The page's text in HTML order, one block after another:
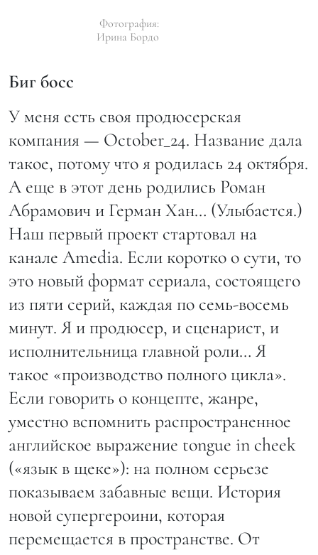
Фотография:
Ирина Бордо
Биг босс
У меня есть своя продюсерская
компания — October_24. Название дала
такое, потому что я родилась 24 октября.
А еще в этот день родились Роман
Абрамович и Герман Хан… (Улыбается.)
Наш первый проект стартовал на
канале Amedia. Если коротко о сути, то
это новый формат сериала, состоящего
из пяти серий, каждая по семь-восемь
минут. Я и продюсер, и сценарист, и
исполнительница главной роли… Я
такое «производство полного цикла».
Если говорить о концепте, жанре,
уместно вспомнить распространенное
английское выражение tongue in cheek
(«язык в щеке»): на полном серьезе
показываем забавные вещи. История
новой супергероини, которая
перемещается в пространстве. От